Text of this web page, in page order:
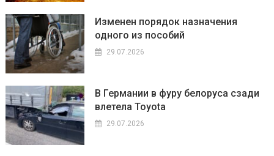
Изменен порядок назначения
одного из пособий
29.07.2026
В Германии в фуру белоруса сзади
влетела Toyota
29.07.2026